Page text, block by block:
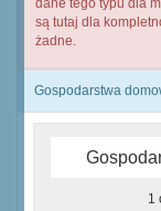
dane tego typu dla
są tutaj dla
żadne.
Gospodarstwa
1